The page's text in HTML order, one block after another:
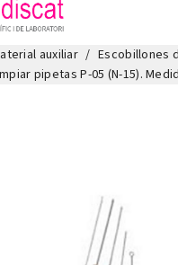
auxiliar
Escobillones
pipetas P-05 (N-15).